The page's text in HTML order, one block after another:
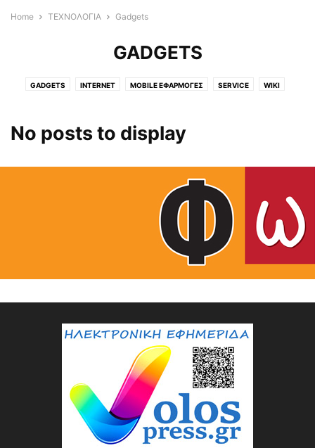
Home ΤΕΧΝΟΛΟΓΙΑ Gadgets
GADGETS
GADGETS INTERNET MOBILE ΕΦΑΡΜΟΓΈΣ SERVICE WIKI
No posts to display